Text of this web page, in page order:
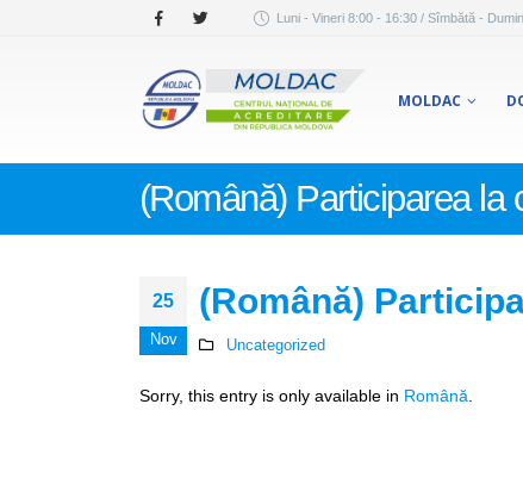
Luni - Vineri 8:00 - 16:30 / Sîmbătă -
MOLDAC
(Română) Participarea la
25
Nov
(Română)
Uncategorized
Sorry, this entry is only available in Română.